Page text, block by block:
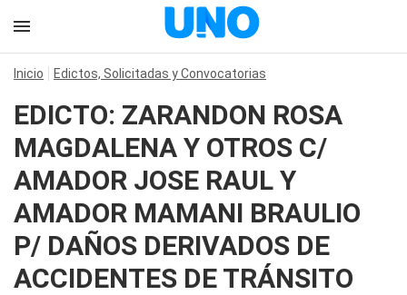
Inicio Edictos, Solicitadas y Convocatorias
EDICTO: ZARANDON ROSA
MAGDALENA Y OTROS C/
AMADOR JOSE RAUL Y
AMADOR MAMANI BRAULIO
P/ DAÑOS DERIVADOS DE
ACCIDENTES DE TRÁNSITO